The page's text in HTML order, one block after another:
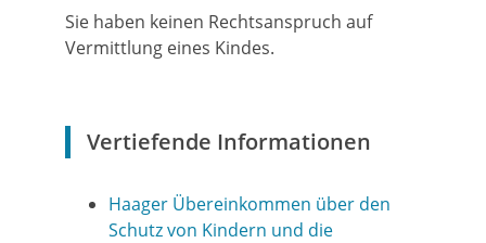
Sie haben keinen Rechtsanspruch auf
Vermittlung eines Kindes.
Vertiefende Informationen
Haager Übereinkommen über den
Schutz von Kindern und die